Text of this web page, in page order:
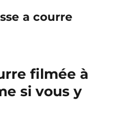
a courre
filmée à
si vous y